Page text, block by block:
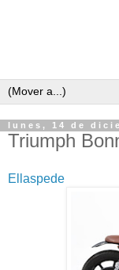
lunes, 14 de
Triumph
Ellaspede